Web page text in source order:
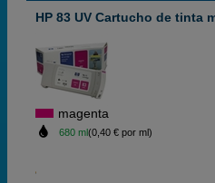
HP 83 UV Cartucho de tinta
magenta
680 ml(0,40 € por ml)